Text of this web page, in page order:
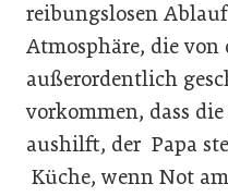
reibungslosen
Atmosphäre, die von
außerordentlich
vorkommen, dass
aushilft, der Papa
Küche, wenn Not